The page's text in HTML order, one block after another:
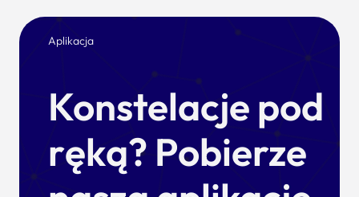
Aplikacja
Konstelacje pod
ręką? Pobierze